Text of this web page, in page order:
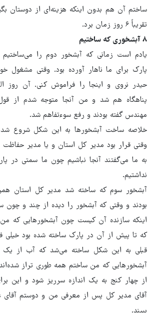
ساختم آن هم بدون اینکه هزینه‌ای از دوستان
تقریباً ۶ روز زمان برد.
۸ آبشخوری که ساختیم
یادم است زمانی که آبشخور دوم را
پارک برای ما ناهار آورده بود. وقتی مشغول
حیدر نروی و اینجا را فراموش کنی. آن روز
پناهگاه هم شد و من آنجا متوجه شدم از
مهندس گفته بودند و رفع سوءتفاهم شد.
خلاصه ساخت آبشخورها به این شکل شروع شد
وقتی قرار بود مدیر کل استان و یا مدیر حفاظت
به ما می‌گفتند آنجا نباشیم چون ما سمتی در
نداشتیم.
آبشخور سوم که ساخته شد مدیر کل استان
بودند و وقتی که آبشخور را دیده از چند و
اینکه سازنده آن کیست چون آبشخورهایی که من
که تا پیش از آن در پارک ساخته شده بود
قبلی به این شکل ساخته می‌شد که آب از یک
آبشخورهایی که من ساختم همه طوری تراز
از چهار کنج به یک اندازه سرریز شود و این
آقای مدیر کل پس از معرفی من و دوستم آقای